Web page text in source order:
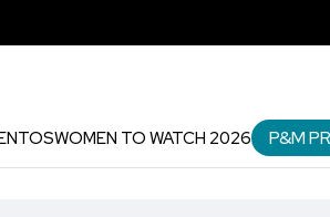
WOMEN TO WATCH 2026 P&M